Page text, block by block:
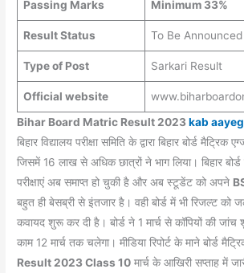
Passing Marks Minimum 33%
Result Status To Be Announced
Type of Post Sarkari Result
Official website
Bihar Board Matric Result 2023kab
बिहार विद्यालय परीक्षा समिति के द्वारा बिहार बोर्ड
जिसमें 16 लाख से अधिक छात्रों ने भाग लिया। बिहार
परीक्षाएं अब समाप्त हो चुकी है और अब स्टूडेंट को अपने
बहुत ही बेसब्री से इंतजार है। वही बोर्ड में भी रिजल्ट को
कवायद शुरू कर दी है। बोर्ड ने 1 मार्च से कॉपियों की
काम 12 मार्च तक चलेगा। मीडिया रिपोर्ट के माने बोर्ड
Result 2023 Class 10 मार्च के आखिरी सप्ताह में